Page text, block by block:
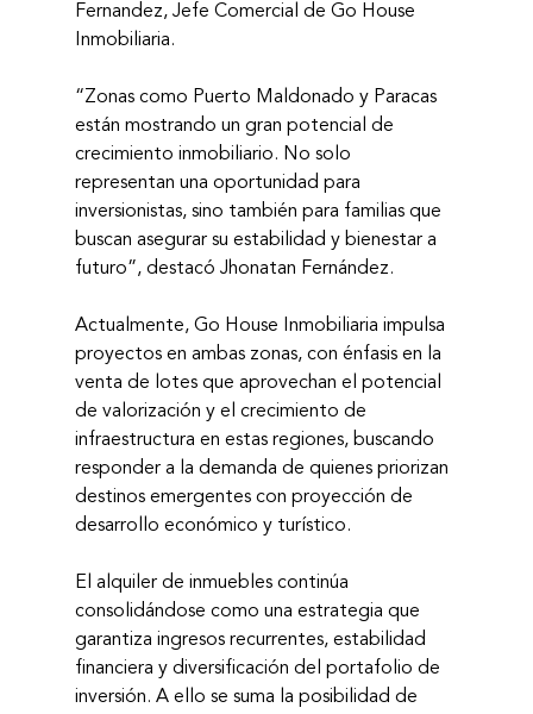
Fernandez, Jefe Comercial de Go House
Inmobiliaria.
“Zonas como Puerto Maldonado y Paracas
están mostrando un gran potencial de
crecimiento inmobiliario. No solo
representan una oportunidad para
inversionistas, sino también para familias que
buscan asegurar su estabilidad y bienestar a
futuro”, destacó Jhonatan Fernández.
Actualmente, Go House Inmobiliaria impulsa
proyectos en ambas zonas, con énfasis en la
venta de lotes que aprovechan el potencial
de valorización y el crecimiento de
infraestructura en estas regiones, buscando
responder a la demanda de quienes priorizan
destinos emergentes con proyección de
desarrollo económico y turístico.
El alquiler de inmuebles continúa
consolidándose como una estrategia que
garantiza ingresos recurrentes, estabilidad
financiera y diversificación del portafolio de
inversión. A ello se suma la posibilidad de